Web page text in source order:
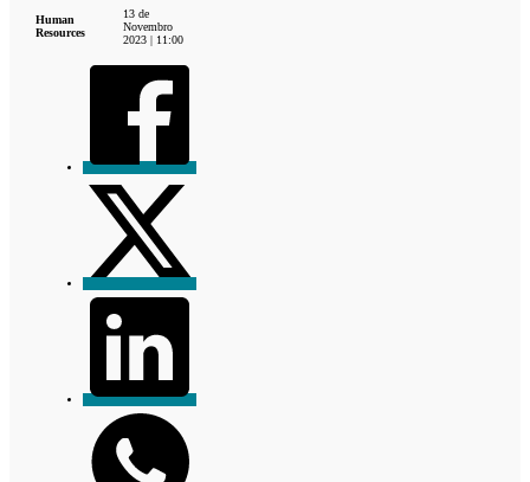
Human
Resources
13 de
Novembro
2023 | 11:00